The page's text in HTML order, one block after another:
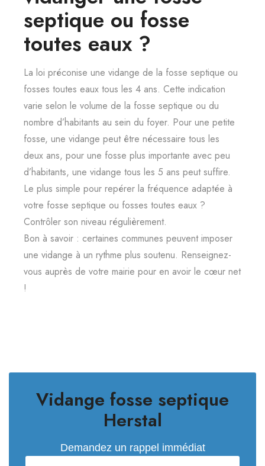
septique ou fosse
toutes eaux ?
La loi préconise une vidange de la fosse septique ou
fosses toutes eaux tous les 4 ans. Cette indication
varie selon le volume de la fosse septique ou du
nombre d’habitants au sein du foyer. Pour une petite
fosse, une vidange peut être nécessaire tous les
deux ans, pour une fosse plus importante avec peu
d’habitants, une vidange tous les 5 ans peut suffire.
Le plus simple pour repérer la fréquence adaptée à
votre fosse septique ou fosses toutes eaux ?
Contrôler son niveau régulièrement.
Bon à savoir : certaines communes peuvent imposer
une vidange à un rythme plus soutenu. Renseignez-
vous auprès de votre mairie pour en avoir le cœur net
!
Vidange fosse septique
Herstal
Demandez un rappel immédiat